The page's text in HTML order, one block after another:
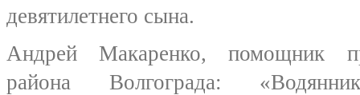
девятилетнего сына.
Андрей Макаренко, помощник
района Волгограда: